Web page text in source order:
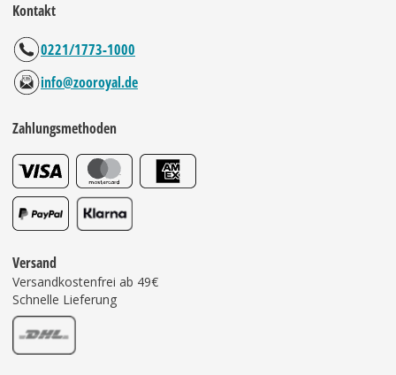
Kontakt
0221/1773-1000
info@zooroyal.de
Zahlungsmethoden
Versand
Versandkostenfrei ab 49€
Schnelle Lieferung